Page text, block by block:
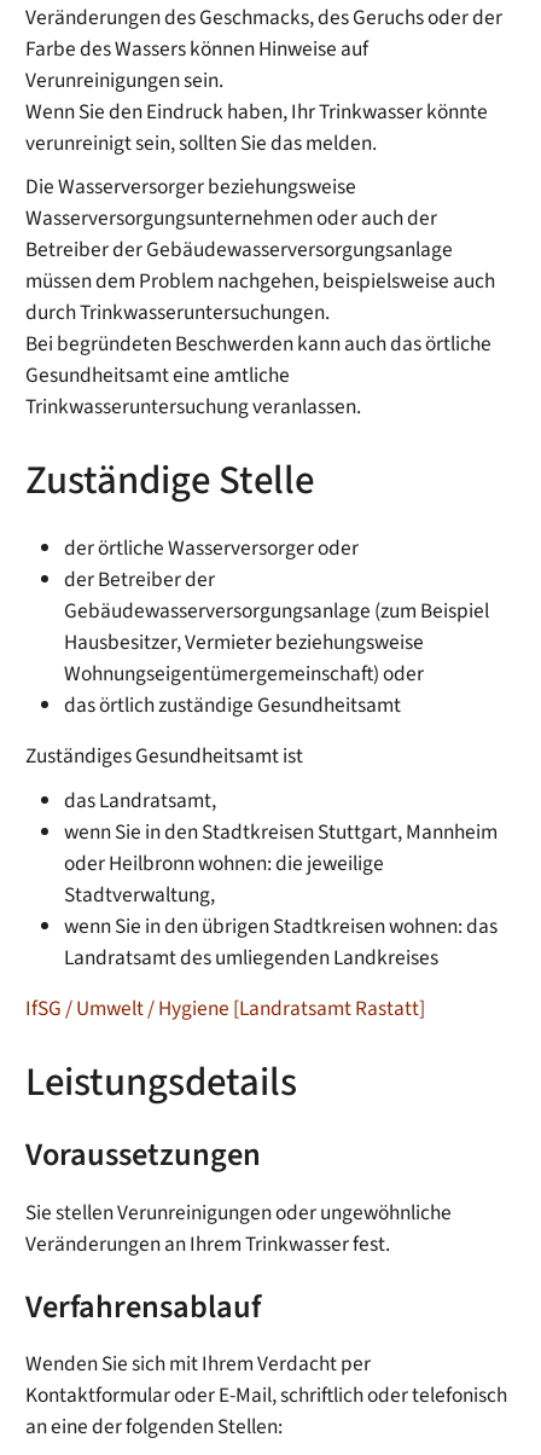
Veränderungen des Geschmacks, des Geruchs oder der
Farbe des Wassers können Hinweise auf
Verunreinigungen sein.
Wenn Sie den Eindruck haben, Ihr Trinkwasser könnte
verunreinigt sein, sollten Sie das melden.
Die Wasserversorger beziehungsweise
Wasserversorgungsunternehmen oder auch der
Betreiber der Gebäudewasserversorgungsanlage
müssen dem Problem nachgehen, beispielsweise auch
durch Trinkwasseruntersuchungen.
Bei begründeten Beschwerden kann auch das örtliche
Gesundheitsamt eine amtliche
Trinkwasseruntersuchung veranlassen.
Zuständige Stelle
der örtliche Wasserversorger oder
der Betreiber der
Gebäudewasserversorgungsanlage (zum Beispiel
Hausbesitzer, Vermieter beziehungsweise
Wohnungseigentümergemeinschaft) oder
das örtlich zuständige Gesundheitsamt
Zuständiges Gesundheitsamt ist
das Landratsamt,
wenn Sie in den Stadtkreisen Stuttgart, Mannheim
oder Heilbronn wohnen: die jeweilige
Stadtverwaltung,
wenn Sie in den übrigen Stadtkreisen wohnen: das
Landratsamt des umliegenden Landkreises
IfSG / Umwelt / Hygiene [Landratsamt Rastatt]
Leistungsdetails
Voraussetzungen
Sie stellen Verunreinigungen oder ungewöhnliche
Veränderungen an Ihrem Trinkwasser fest.
Verfahrensablauf
Wenden Sie sich mit Ihrem Verdacht per
Kontaktformular oder E-Mail, schriftlich oder telefonisch
an eine der folgenden Stellen: